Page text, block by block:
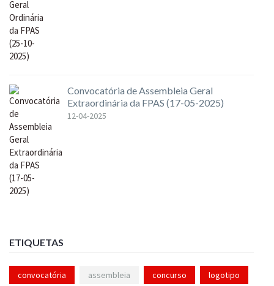
Convocatória de Assembleia Geral
Extraordinária da FPAS (17-05-2025)
12-04-2025
ETIQUETAS
convocatória assembleia concurso logotipo